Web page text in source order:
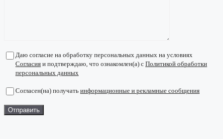
Даю согласие на обработку персональных данных на условиях
Согласия и подтверждаю, что ознакомлен(а) с Политикой обработки
персональных данных
Согласен(на) получать информационные и рекламные сообщения